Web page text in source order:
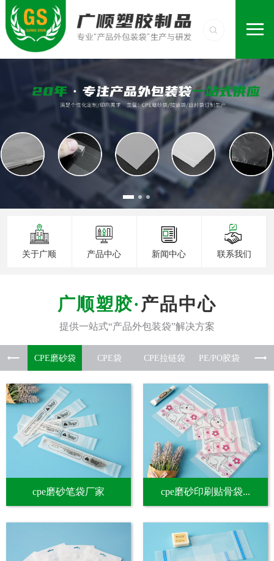
关于广顺 产品中心 新闻中心 联系我们
产品中心
CPE磨 CPE袋 CPE拉 PE/P 硅
cpe磨砂笔袋厂家 cpe磨砂印刷贴骨袋...